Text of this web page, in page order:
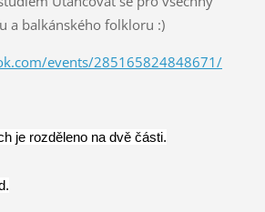
a balkánského folkloru :)
events/285165824848671/
je rozděleno na dvě části.